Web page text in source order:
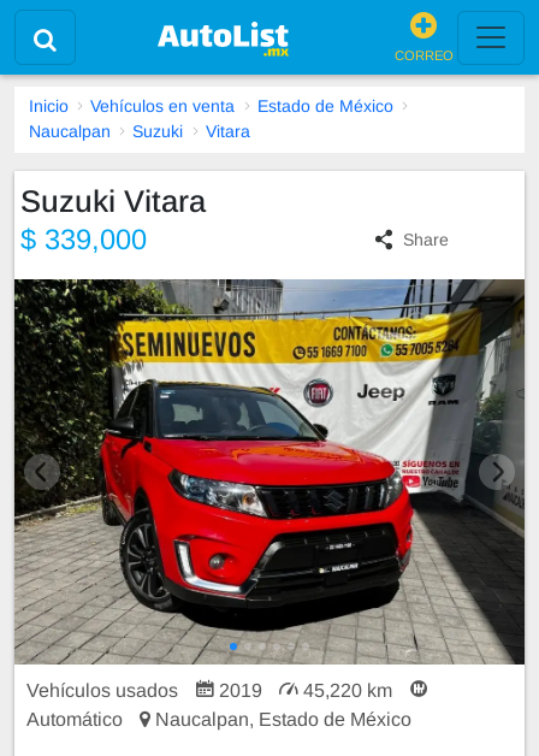
CORREO
Inicio Vehículos en venta
Estado de México
Naucalpan
Suzuki Vitara
Suzuki Vitara
$ 339,000 Share
Vehículos usados 2019
45,220 km
Automático
Naucalpan, Estado de México